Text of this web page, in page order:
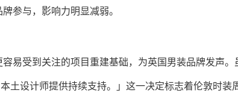
参与，影响力明显减弱。
易受到关注的项目重建基础，为英国男装品牌发声。
土设计师提供持续支持。」这一决定标志着伦敦时装